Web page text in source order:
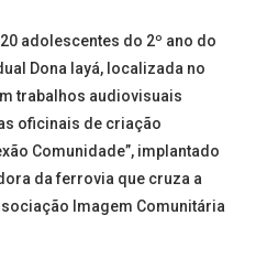
adolescentes do 2º ano do
Dona Iayá, localizada no
trabalhos audiovisuais
oficinais de criação
Comunidade”, implantado
da ferrovia que cruza a
Imagem Comunitária